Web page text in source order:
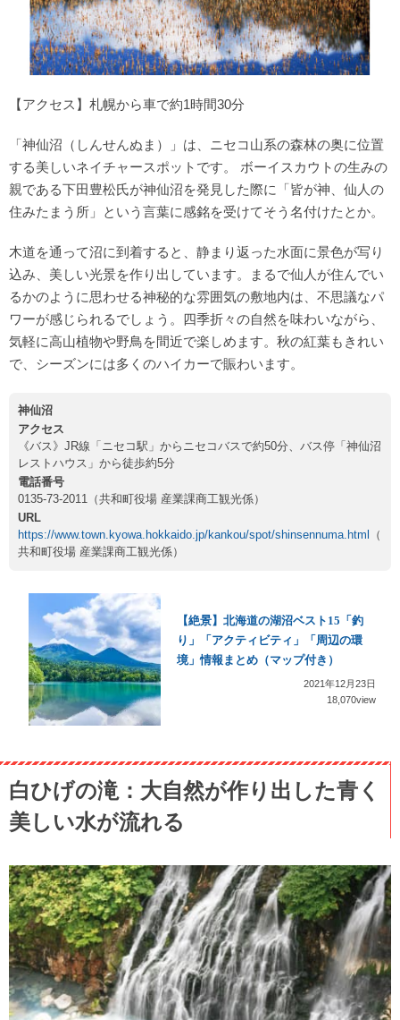
【アクセス】札幌から車で約1時間30分
「神仙沼（しんせんぬま）」は、ニセコ山系の森林の奥に位置
する美しいネイチャースポットです。 ボーイスカウトの生みの
親である下田豊松氏が神仙沼を発見した際に「皆が神、仙人の
住みたまう所」という言葉に感銘を受けてそう名付けたとか。
木道を通って沼に到着すると、静まり返った水面に景色が写り
込み、美しい光景を作り出しています。まるで仙人が住んでい
るかのように思わせる神秘的な雰囲気の敷地内は、不思議なパ
ワーが感じられるでしょう。四季折々の自然を味わいながら、
気軽に高山植物や野鳥を間近で楽しめます。秋の紅葉もきれい
で、シーズンには多くのハイカーで賑わいます。
神仙沼
アクセス
《バス》JR線「ニセコ駅」からニセコバスで約50分、バス停「神仙沼
レストハウス」から徒歩約5分
電話番号
0135-73-2011（共和町役場 産業課商工観光係）
URL
https://www.town.kyowa.hokkaido.jp/kankou/spot/shinsennuma.html
（
共和町役場 産業課商工観光係）
【絶景】北海道の湖沼ベスト15「釣
り」「アクティビティ」「周辺の環
境」情報まとめ（マップ付き）
2021年12月23日
18,070view
白ひげの滝：大自然が作り出した青く
美しい水が流れる